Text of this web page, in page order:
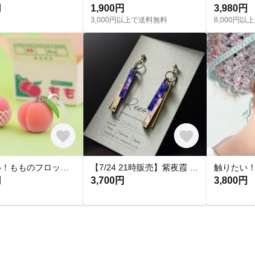
1,900円
3,000円以上で送料無料
3,980円
8,000円以
3,700円 3,800円